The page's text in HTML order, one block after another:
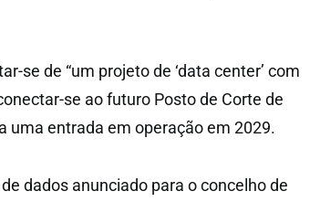
se de “um projeto de ‘data center’ com
se ao futuro Posto de Corte de
uma entrada em operação em 2029.
dados anunciado para o concelho de